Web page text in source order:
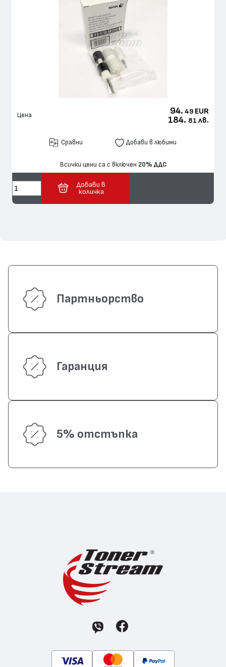
Цена 94. 49 EUR
184. 81 лв.
Сравни Добави в любими
Всички цени са с включен 20% ДДС
Добави в
количка
Партньорство
Гаранция
5% отстъпка